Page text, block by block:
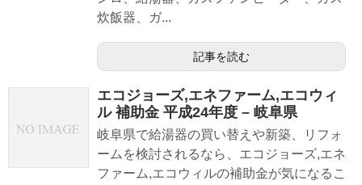
炊飯器、ガ...
記事を読む
エコジョーズ,エネファーム,エコウィ
ル 補助金 平成24年度 – 岐阜県
岐阜県で給湯器の買い替えや新築、リフォ
ームを検討されるなら、エコジョーズ,エネ
ファーム,エコウィルの補助金が気になるこ